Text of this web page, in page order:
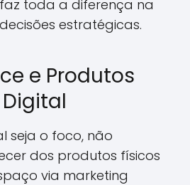
toda a diferença na
estratégicas.
e Produtos
seja o foco, não
dos produtos físicos
via marketing